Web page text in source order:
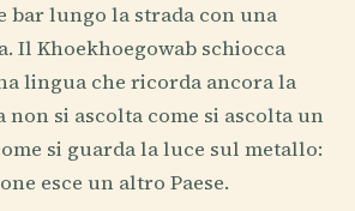
bar lungo la strada con una
Il Khoekhoegowab schiocca
lingua che ricorda ancora la
non si ascolta come si ascolta un
si guarda la luce sul metallo:
esce un altro Paese.